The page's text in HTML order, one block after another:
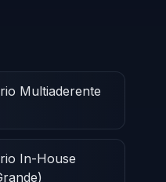
Multiaderente
In-House